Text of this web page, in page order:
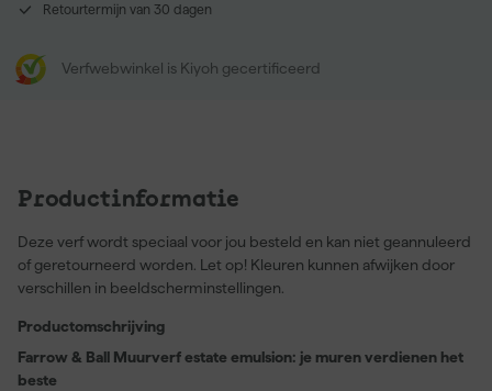
Retourtermijn van 30 dagen
Verfwebwinkel is Kiyoh gecertificeerd
Productinformatie
Deze verf wordt speciaal voor jou besteld en kan niet geannuleerd
of geretourneerd worden. Let op! Kleuren kunnen afwijken door
verschillen in beeldscherminstellingen.
Productomschrijving
Farrow & Ball Muurverf estate emulsion: je muren verdienen het
beste